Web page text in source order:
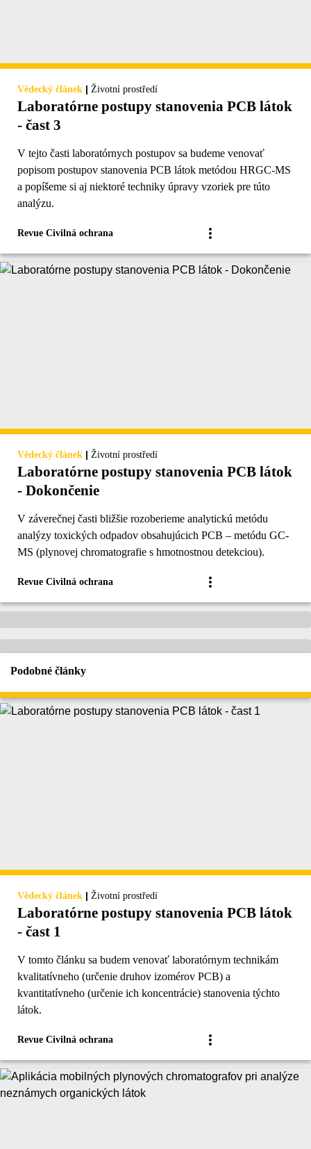
Vědecký článek | Životní prostředí
Laboratórne postupy stanovenia PCB látok
- čast 3
V tejto časti laboratórnych postupov sa budeme venovať
popisom postupov stanovenia PCB látok metódou HRGC-MS
a popíšeme si aj niektoré techniky úpravy vzoriek pre túto
analýzu.
Revue Civilná ochrana
Vědecký článek | Životní prostředí
Laboratórne postupy stanovenia PCB látok
- Dokončenie
V záverečnej časti bližšie rozoberieme analytickú metódu
analýzy toxických odpadov obsahujúcich PCB – metódu GC-
MS (plynovej chromatografie s hmotnostnou detekciou).
Revue Civilná ochrana
Podobné články
Vědecký článek | Životní prostředí
Laboratórne postupy stanovenia PCB látok
- čast 1
V tomto článku sa budem venovať laboratórnym technikám
kvalitatívneho (určenie druhov izomérov PCB) a
kvantitatívneho (určenie ich koncentrácie) stanovenia týchto
látok.
Revue Civilná ochrana